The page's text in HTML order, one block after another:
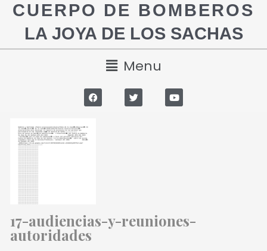
CUERPO DE BOMBEROS
LA JOYA DE LOS SACHAS
Menu
17-audiencias-y-reuniones-
autoridades